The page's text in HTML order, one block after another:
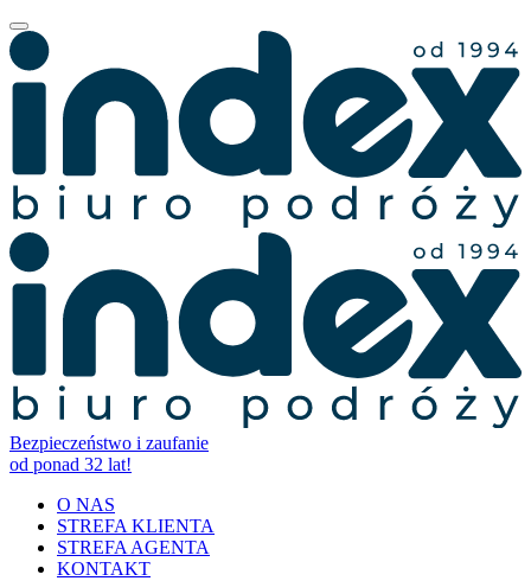
Bezpieczeństwo i zaufanie
od ponad 32 lat!
O NAS
STREFA KLIENTA
STREFA AGENTA
KONTAKT